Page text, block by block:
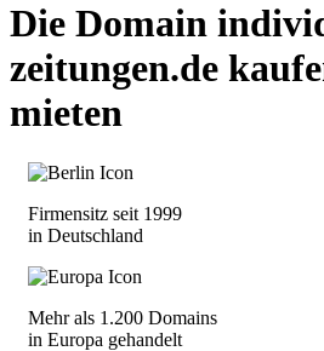
Die Domain
zeitungen.de
mieten
Firmensitz seit 1999
in Deutschland
Mehr als 1.200 Domains
in Europa gehandelt